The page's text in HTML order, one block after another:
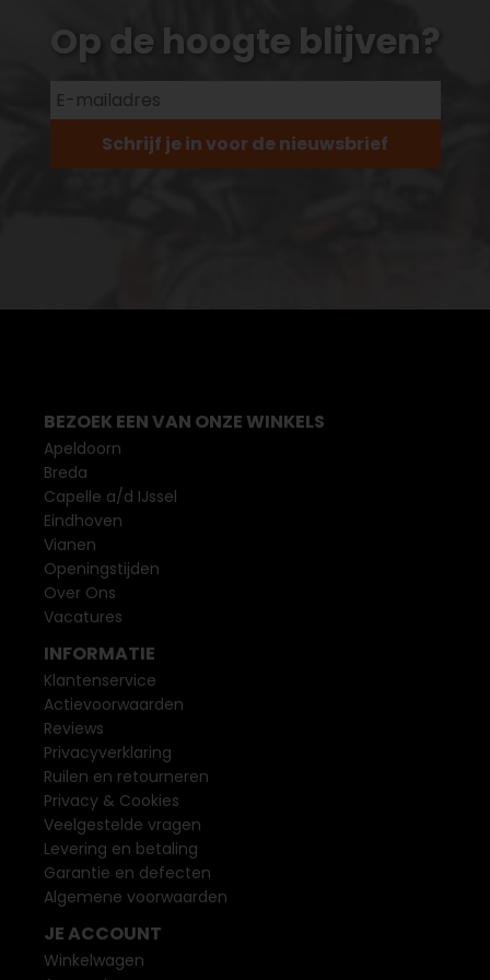
Op de hoogte blijven?
Schrijf je in voor de nieuwsbrief
BEZOEK EEN VAN ONZE WINKELS
Apeldoorn
Breda
Capelle a/d IJssel
Eindhoven
Vianen
Openingstijden
Over Ons
Vacatures
INFORMATIE
Klantenservice
Actievoorwaarden
Reviews
Privacyverklaring
Ruilen en retourneren
Privacy & Cookies
Veelgestelde vragen
Levering en betaling
Garantie en defecten
Algemene voorwaarden
JE ACCOUNT
Winkelwagen